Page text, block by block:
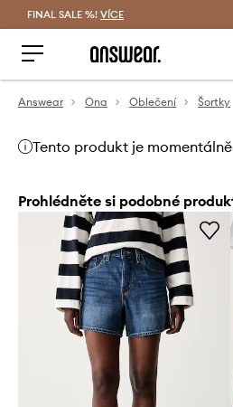
FINAL SALE %! VÍCE
Answear Ona Oblečení Šortky
Tento produkt je
Prohlédněte si podobné